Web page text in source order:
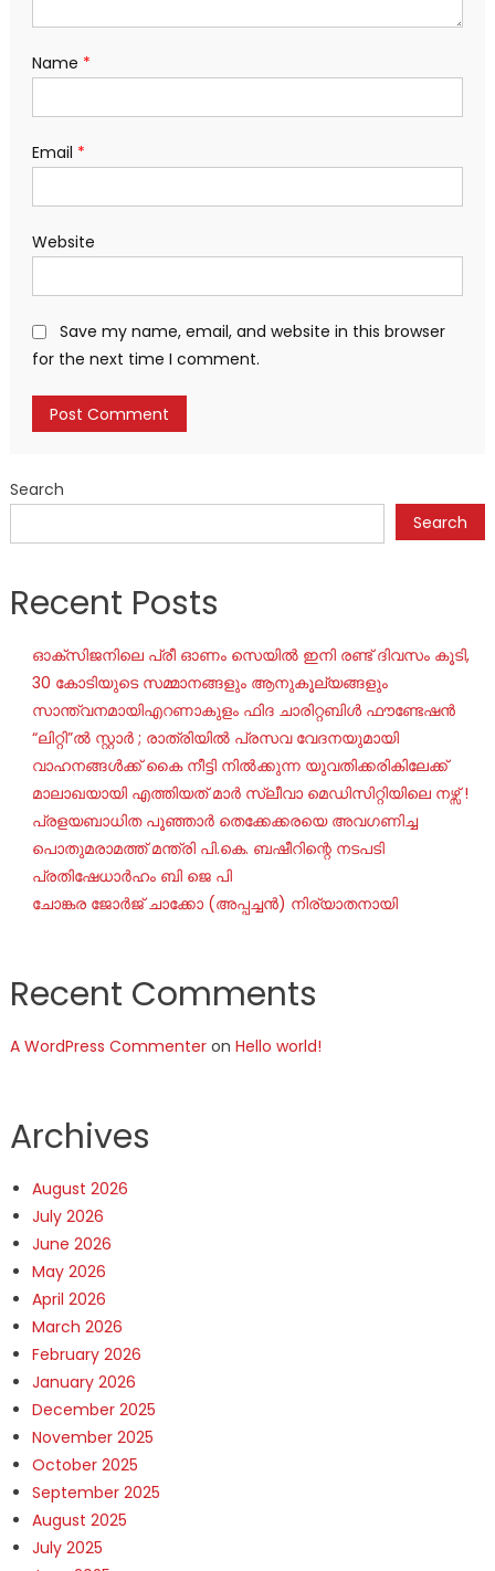
Name *
Email *
Website
Save my name, email, and website in this browser
for the next time I comment.
Search
Search
Recent Posts
ഓക്‌സിജനിലെ പ്രീ ഓണം സെയില്‍ ഇനി രണ്ട് ദിവസം കൂടി,
30 കോടിയുടെ സമ്മാനങ്ങളും ആനുകൂല്യങ്ങളും
സാന്ത്വനമായിഎറണാകുളം ഫിദ ചാരിറ്റബിൾ ഫൗണ്ടേഷൻ
“ലിറ്റി”ൽ സ്റ്റാർ ; രാത്രിയിൽ പ്രസവ വേദനയുമായി
വാഹനങ്ങൾക്ക് കൈ നീട്ടി നിൽക്കുന്ന യുവതിക്കരികിലേക്ക്
മാലാഖയായി എത്തിയത് മാർ സ്ലീവാ മെഡിസിറ്റിയിലെ നഴ്സ് !
പ്രളയബാധിത പൂഞ്ഞാർ തെക്കേക്കരയെ അവഗണിച്ച
പൊതുമരാമത്ത് മന്ത്രി പി.കെ. ബഷീറിന്റെ നടപടി
പ്രതിഷേധാർഹം ബി ജെ പി
ചോങ്കര ജോര്‍ജ് ചാക്കോ (അപ്പച്ചന്‍) നിര്യാതനായി
Recent Comments
A WordPress Commenteron Hello world!
Archives
August 2026
July 2026
June 2026
May 2026
April 2026
March 2026
February 2026
January 2026
December 2025
November 2025
October 2025
September 2025
August 2025
July 2025